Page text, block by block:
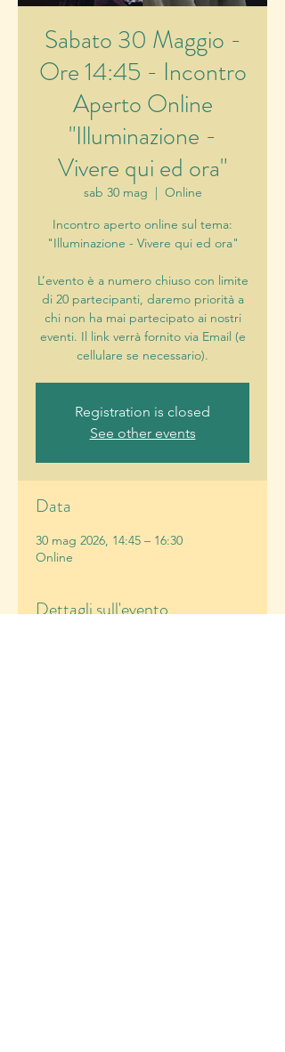
Sabato 30 Maggio -
Ore 14:45 - Incontro
Aperto Online
"Illuminazione -
Vivere qui ed ora"
sab 30 mag
  |
Online
Incontro aperto online sul tema:
"Illuminazione - Vivere qui ed ora"
L’evento è a numero chiuso con limite
di 20 partecipanti, daremo priorità a
chi non ha mai partecipato ai nostri
eventi. Il link verrà fornito via Email (e
cellulare se necessario).
Registration is closed
See other events
Data
30 mag 2026, 14:45 – 16:30
Online
Dettagli sull'evento